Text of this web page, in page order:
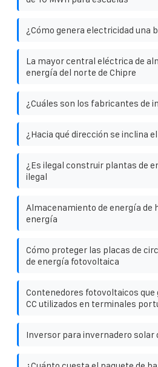
¿Cómo genera electricidad una
La mayor central eléctrica de
energía del norte de Chipre
¿Cuáles son los fabricantes de
¿Hacia qué dirección se inclina
¿Es ilegal construir plantas de
ilegal
Almacenamiento de energía de
energía
Cómo proteger las placas de
de energía fotovoltaica
Contenedores fotovoltaicos que
CC utilizados en terminales
Inversor para invernadero solar